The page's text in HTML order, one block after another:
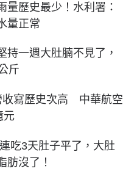
量歷史最少！水利署：
量正常
持一週大肚腩不見了，
斤
收寫歷史次高 中華航空
元
吃3天肚子平了，大肚
肪沒了！